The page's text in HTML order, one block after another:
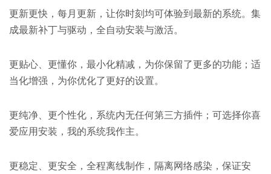
更新更快，每月更新，让你时刻均可体验到最新的系统。集
成最新补丁与驱动，全自动安装与激活。
更贴心、更懂你，最小化精减，为你保留了更多的功能；适
当化增强，为你优化了更好的设置。
更纯净、更个性化，系统内无任何第三方插件；可选择你喜
爱应用安装，我的系统我作主。
更稳定、更安全，全程离线制作，隔离网络感染，保证安